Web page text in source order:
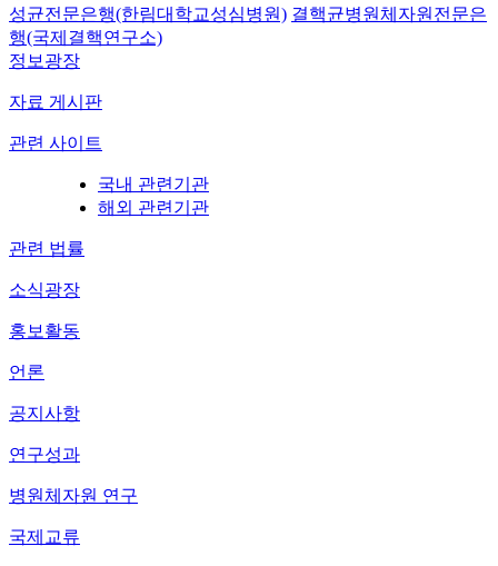
성균전문은행(한림대학교성심병원) 결핵균병원체자원전문은
행(국제결핵연구소)
정보광장
자료 게시판
관련 사이트
국내 관련기관
해외 관련기관
관련 법률
소식광장
홍보활동
언론
공지사항
연구성과
병원체자원 연구
국제교류